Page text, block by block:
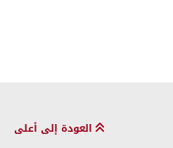
العودة إلى أعلى